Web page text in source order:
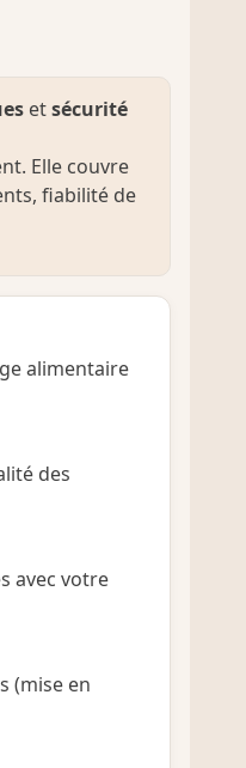
etsécurité
Elle couvre
fiabilité de
alimentaire
des
avec votre
(mise en